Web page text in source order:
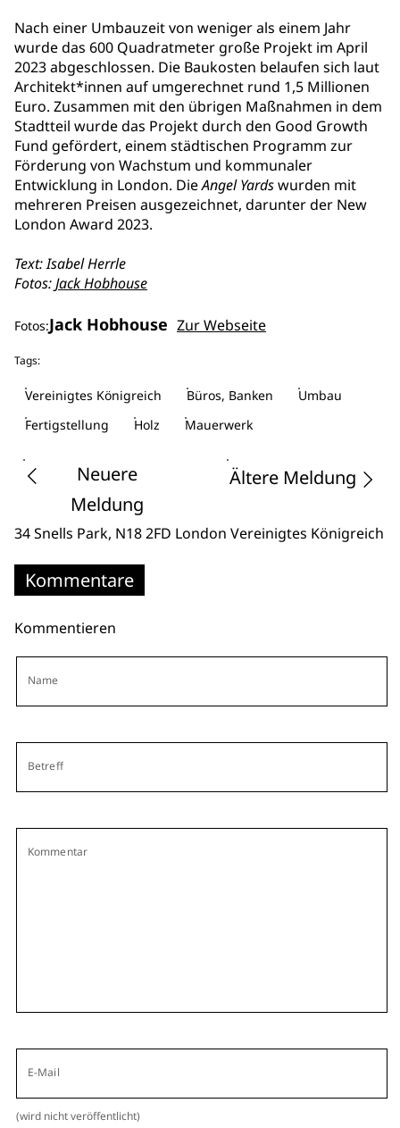
Nach einer Umbauzeit von weniger als einem Jahr
wurde das 600 Quadratmeter große Projekt im April
2023 abgeschlossen. Die Baukosten belaufen sich laut
Architekt*innen auf umgerechnet rund 1,5 Millionen
Euro. Zusammen mit den übrigen Maßnahmen in dem
Stadtteil wurde das Projekt durch den Good Growth
Fund gefördert, einem städtischen Programm zur
Förderung von Wachstum und kommunaler
Entwicklung in London. DieAngel Yardswurden mit
mehreren Preisen ausgezeichnet, darunter der New
London Award 2023.
Text: Isabel Herrle
Fotos:Jack Hobhouse
Fotos:Jack Hobhouse Zur Webseite
Tags:
Vereinigtes Königreich Büros, Banken
Umbau
Fertigstellung
Holz Mauerwerk
Neuere
Meldung
Ältere Meldung
34 Snells Park, N18 2FD London Vereinigtes Königreich
Kommentare
Kommentieren
Name
Betreff
Kommentar
E-Mail
(wird nicht veröffentlicht)